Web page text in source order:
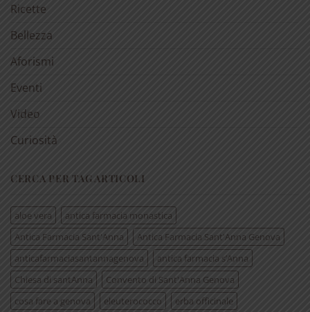
Ricette
Bellezza
Aforismi
Eventi
Video
Curiosità
CERCA PER TAG ARTICOLI
aloe vera
antica farmacia monastica
Antica Farmacia Sant'Anna
Antica Farmacia Sant'Anna Genova
anticafarmaciasantannagenova
antica farmacia s’Anna
Chiesa di santAnna
Convento di Sant'Anna Genova
cosa fare a genova
eleuterococco
erba officinale